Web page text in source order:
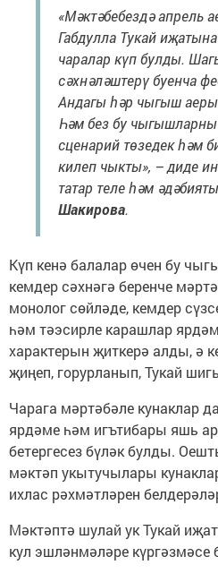
«Мәктәбебездә апрель
Габдулла Тукай
чаралар күп булды.
сәхнәләштерү буенча
Андагы һәр чыгыш
Һәм без бу чыгышларны
сценарий төзедек һәм
килеп чыкты», – диде
татар теле һәм
Шакирова.
Күп кенә балалар өчен бу
кемдер сәхнәгә беренче
монолог сөйләде, кемдер
һәм тәэсирле карашлар
характерын җиткерә алды, ә
җиңеп, горурланып, Тукай
Чарага мәртәбәле кунаклар
ярдәме һәм игътибары яшь
бетергесез бүләк булды.
мәктәп укытучылары
ихлас рәхмәтләрен
Мәктәптә шулай ук Тукай
кул эшләнмәләре күргәзмәсе